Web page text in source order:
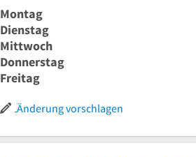
Montag
Dienstag
Mittwoch
Donnerstag
Freitag
Änderung vorschlagen